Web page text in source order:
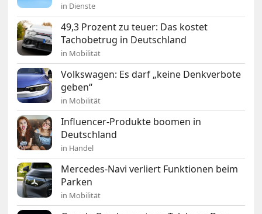
in Dienste
49,3 Prozent zu teuer: Das kostet
Tachobetrug in Deutschland
in Mobilität
Volkswagen: Es darf „keine Denkverbote
geben“
in Mobilität
Influencer-Produkte boomen in
Deutschland
in Handel
Mercedes-Navi verliert Funktionen beim
Parken
in Mobilität